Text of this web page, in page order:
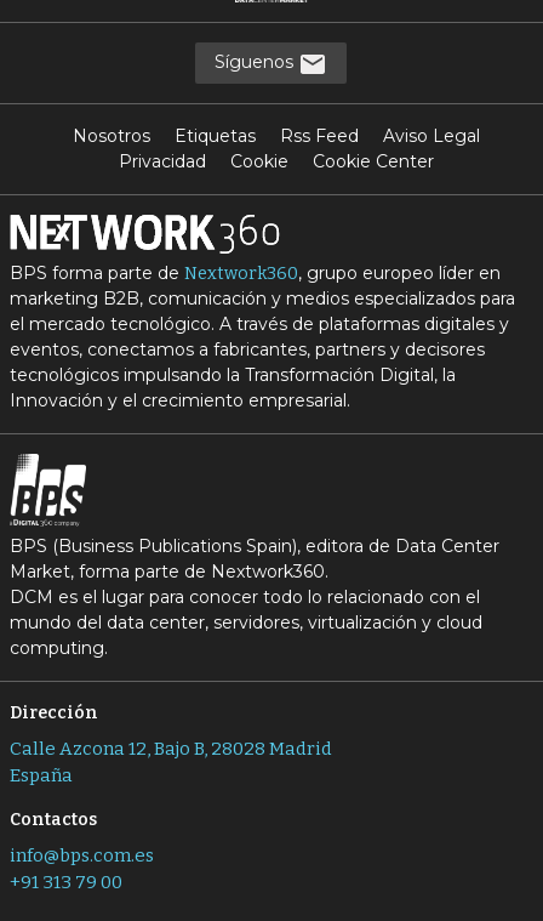
Síguenos
Nosotros Etiquetas Rss Feed
Aviso Legal
Privacidad
Cookie Cookie Center
BPS forma parte de Nextwork360, grupo europeo líder en
marketing B2B, comunicación y medios especializados para
el mercado tecnológico. A través de plataformas digitales y
eventos, conectamos a fabricantes, partners y decisores
tecnológicos impulsando la Transformación Digital, la
Innovación y el crecimiento empresarial.
BPS (Business Publications Spain), editora de Data Center
Market, forma parte de Nextwork360.
DCM es el lugar para conocer todo lo relacionado con el
mundo del data center, servidores, virtualización y cloud
computing.
Dirección
Calle Azcona 12, Bajo B, 28028 Madrid
España
Contactos
info@bps.com.es
+91 313 79 00